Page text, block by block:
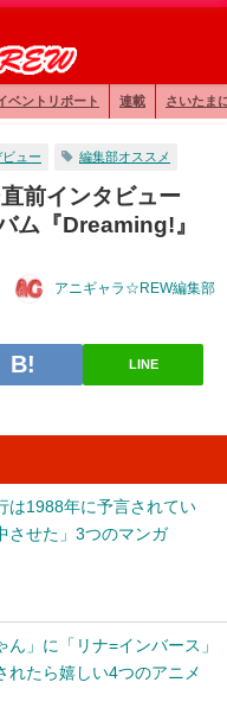
ベントリポート 連載 さいたま
ビュー 編集部オススメ
直前インタビュー
ム『Dreaming!』
アニギャラ☆REW編集部
LINE
は1988年に予言されてい
せた」3つのマンガ
ん」に「リナ=インバース」
たら嬉しい4つのアニメ